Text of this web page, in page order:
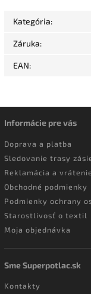
Kategória:
Záruka:
EAN:
Informácie pre vás
Doprava a platba
Sledovanie trasy
Reklamácia a vrátenie
Obchodné podmienky
Podmienky ochrany
Starostlivosť o textil
Moja objednávka
Sme Superpotlac.sk
Kontakty